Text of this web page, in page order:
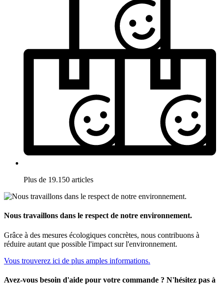
Plus de 19.150 articles
Nous travaillons dans le respect de notre environnement.
Grâce à des mesures écologiques concrètes, nous contribuons à
réduire autant que possible l'impact sur l'environnement.
Vous trouverez ici de plus amples informations.
Avez-vous besoin d'aide pour votre commande ? N'hésitez pas à